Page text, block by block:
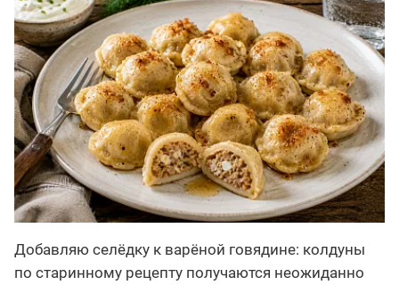
Добавляю селёдку к варёной говядине: колдуны
по старинному рецепту получаются неожиданно